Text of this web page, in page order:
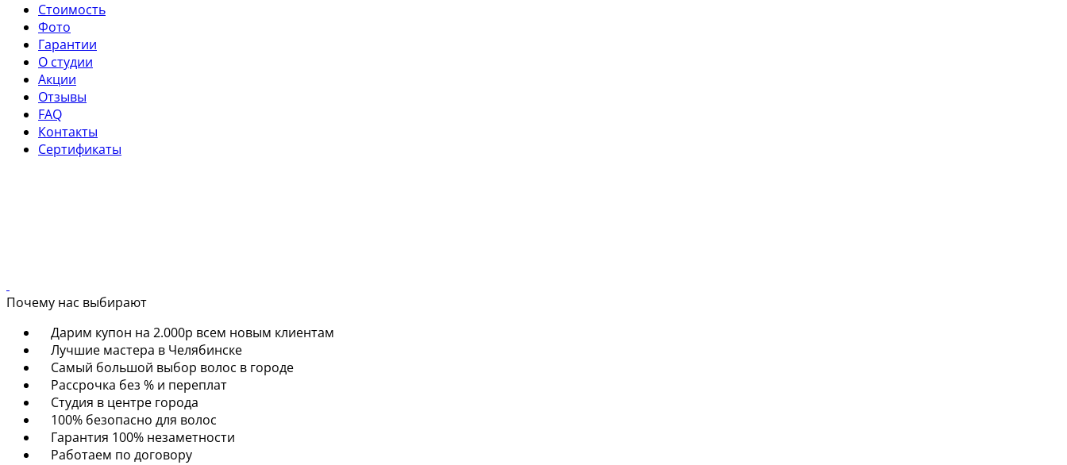
Стоимость
Фото
Гарантии
О студии
Акции
Отзывы
FAQ
Контакты
Сертификаты
Почему нас выбирают
Дарим купон на 2.000р всем новым клиентам
Лучшие мастера в Челябинске
Самый большой выбор волос в городе
Рассрочка без % и переплат
Студия в центре города
100% безопасно для волос
Гарантия 100% незаметности
Работаем по договору